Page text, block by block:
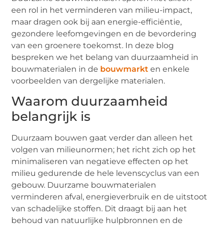
een rol in het verminderen van milieu-impact,
maar dragen ook bij aan energie-efficiëntie,
gezondere leefomgevingen en de bevordering
van een groenere toekomst. In deze blog
bespreken we het belang van duurzaamheid in
bouwmaterialen in de bouwmarkt en enkele
voorbeelden van dergelijke materialen.
Waarom duurzaamheid
belangrijk is
Duurzaam bouwen gaat verder dan alleen het
volgen van milieunormen; het richt zich op het
minimaliseren van negatieve effecten op het
milieu gedurende de hele levenscyclus van een
gebouw. Duurzame bouwmaterialen
verminderen afval, energieverbruik en de uitstoot
van schadelijke stoffen. Dit draagt bij aan het
behoud van natuurlijke hulpbronnen en de